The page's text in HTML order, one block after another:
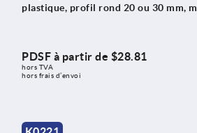
plastique, profil rond 20 ou 30 mm,
PDSF à partir de $28.81
hors TVA
hors frais d’envoi